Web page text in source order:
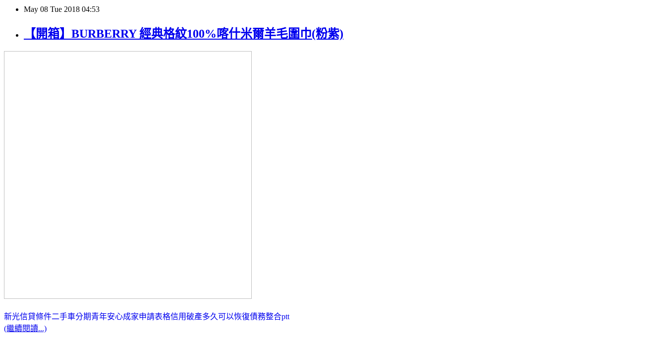
May 08 Tue 2018 04:53
【開箱】BURBERRY 經典格紋100%喀什米爾羊毛圍巾(粉紫)
新光信貸條件二手車分期青年安心成家申請表格信用破產多久可以恢復債務整合ptt
(繼續閱讀...)